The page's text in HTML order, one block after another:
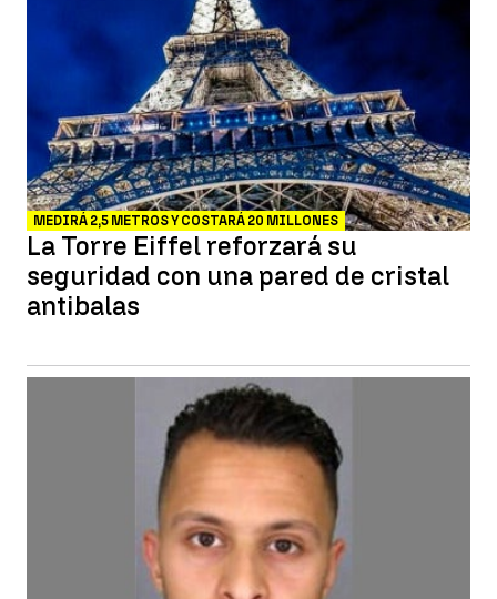
MEDIRÁ 2,5 METROS Y COSTARÁ 20 MILLONES
La Torre Eiffel reforzará su
seguridad con una pared de cristal
antibalas